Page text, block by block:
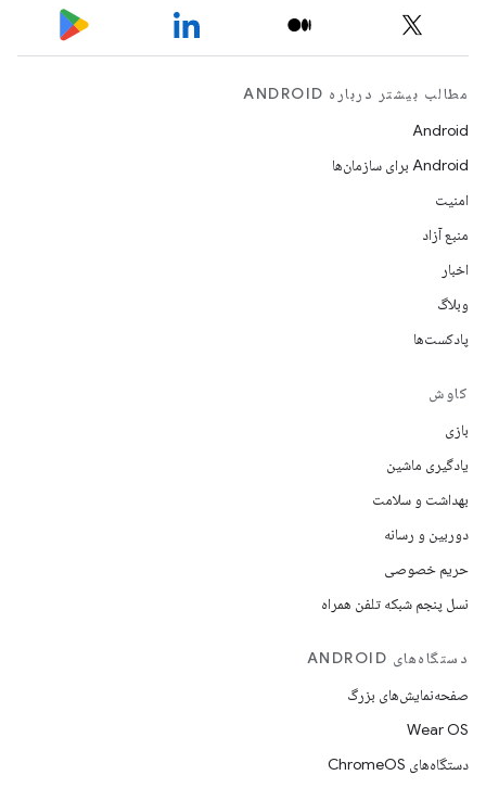
مطالب بیشتر درباره ANDROID
Android
Android برای سازمان‌ها
امنیت
منبع آزاد
اخبار
وبلاگ
پادکست‌ها
کاوش
بازی
یادگیری ماشین
بهداشت و سلامت
دوربین و رسانه
حریم خصوصی
نسل پنجم شبکه تلفن همراه
دستگاه‌های ANDROID
صفحه‌نمایش‌های بزرگ
Wear OS
دستگاه‌های ChromeOS